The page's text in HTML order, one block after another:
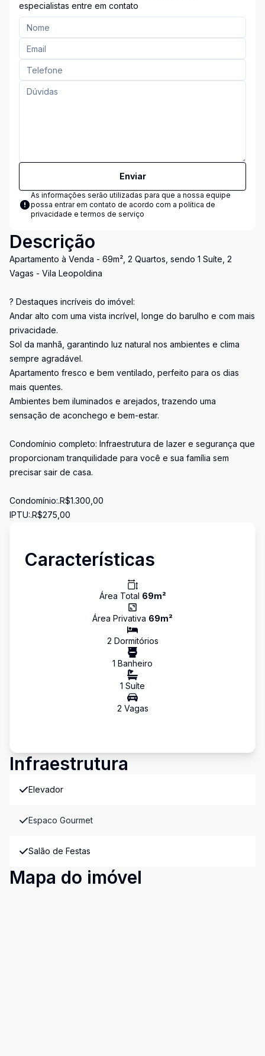
especialistas entre em contato
Enviar
As informações serão utilizadas para que a nossa equipe
possa entrar em contato de acordo com a política de
privacidade e termos de serviço
Descrição
Apartamento à Venda - 69m², 2 Quartos, sendo 1 Suíte, 2
Vagas - Vila Leopoldina
? Destaques incríveis do imóvel:
Andar alto com uma vista incrível, longe do barulho e com mais
privacidade.
Sol da manhã, garantindo luz natural nos ambientes e clima
sempre agradável.
Apartamento fresco e bem ventilado, perfeito para os dias
mais quentes.
Ambientes bem iluminados e arejados, trazendo uma
sensação de aconchego e bem-estar.
Condomínio completo: Infraestrutura de lazer e segurança que
proporcionam tranquilidade para você e sua família sem
precisar sair de casa.
Condomínio:.R$1.300,00
IPTU:.R$275,00
Características
Área Total 69m²
Área Privativa 69m²
2 Dormitórios
1 Banheiro
1 Suíte
2 Vagas
Infraestrutura
Elevador
Espaco Gourmet
Salão de Festas
Mapa do imóvel